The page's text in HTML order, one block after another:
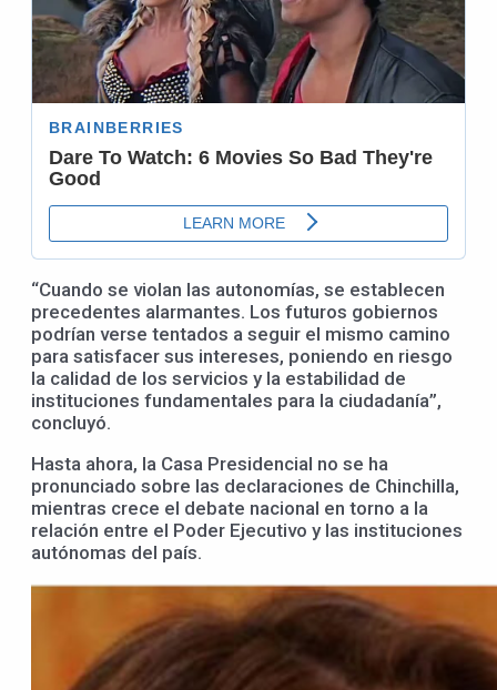
“Cuando se violan las autonomías, se establecen
precedentes alarmantes. Los futuros gobiernos
podrían verse tentados a seguir el mismo camino
para satisfacer sus intereses, poniendo en riesgo
la calidad de los servicios y la estabilidad de
instituciones fundamentales para la ciudadanía”,
concluyó.
Hasta ahora, la Casa Presidencial no se ha
pronunciado sobre las declaraciones de Chinchilla,
mientras crece el debate nacional en torno a la
relación entre el Poder Ejecutivo y las instituciones
autónomas del país.